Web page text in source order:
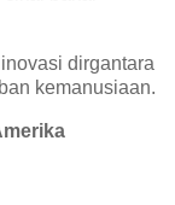
dirgantara
kemanusiaan.